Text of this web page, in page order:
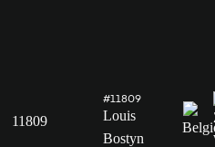
11809
#11809
Louis
Bostyn